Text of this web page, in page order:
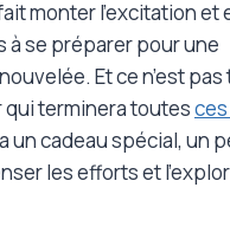
monter l’excitation et
à se préparer pour une
Et ce n’est pas
terminera toutes
un cadeau spécial, un
les efforts et